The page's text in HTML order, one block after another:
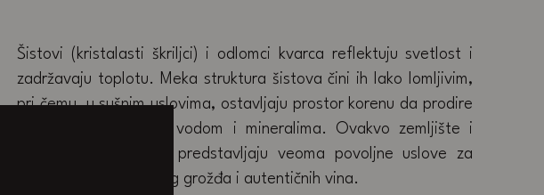
Šistovi (kristalasti škriljci) i odlomci kvarca reflektuju svetlost i
zadržavaju toplotu. Meka struktura šistova čini ih lako lomljivim,
pri čemu, u sušnim uslovima, ostavljaju prostor korenu da prodire
duboko u potrazi za vodom i mineralima. Ovakvo zemljište i
specifična mezoklima predstavljaju veoma povoljne uslove za
proizvodnju kvalitetnog grožđa i autentičnih vina.